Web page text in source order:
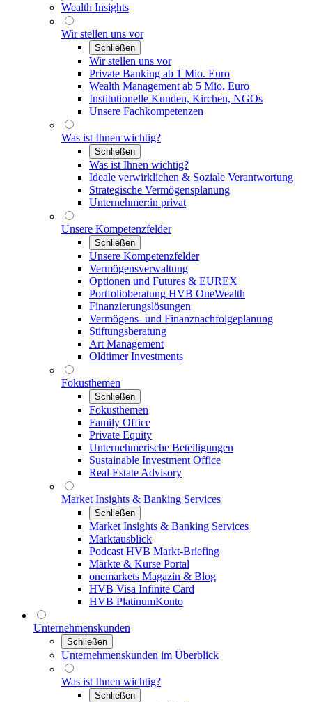
Wealth Insights
Wir stellen uns vor
Schließen
Wir stellen uns vor
Private Banking ab 1 Mio. Euro
Wealth Management ab 5 Mio. Euro
Institutionelle Kunden, Kirchen, NGOs
Unsere Fachkompetenzen
Was ist Ihnen wichtig?
Schließen
Was ist Ihnen wichtig?
Ideale verwirklichen & Soziale Verantwortung
Strategische Vermögensplanung
Unternehmer:in privat
Unsere Kompetenzfelder
Schließen
Unsere Kompetenzfelder
Vermögensverwaltung
Optionen und Futures & EUREX
Portfolioberatung HVB OneWealth
Finanzierungslösungen
Vermögens- und Finanznachfolgeplanung
Stiftungsberatung
Art Management
Oldtimer Investments
Fokusthemen
Schließen
Fokusthemen
Family Office
Private Equity
Unternehmerische Beteiligungen
Sustainable Investment Office
Real Estate Advisory
Market Insights & Banking Services
Schließen
Market Insights & Banking Services
Marktausblick
Podcast HVB Markt-Briefing
Märkte & Kurse Portal
onemarkets Magazin & Blog
HVB Visa Infinite Card
HVB PlatinumKonto
Unternehmenskunden
Schließen
Unternehmenskunden im Überblick
Was ist Ihnen wichtig?
Schließen